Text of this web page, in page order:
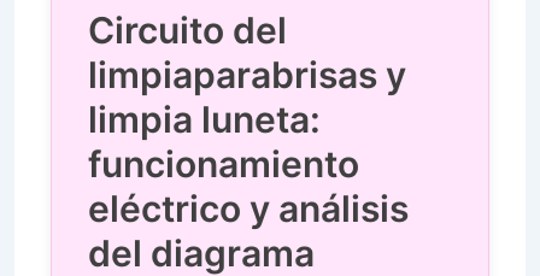
Circuito del
limpiaparabrisas y
limpia luneta:
funcionamiento
eléctrico y análisis
del diagrama